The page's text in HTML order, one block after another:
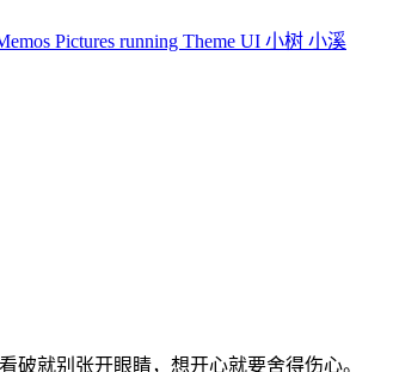
Pictures running Theme UI 小树 小溪
破就别张开眼睛，想开心就要舍得伤心。